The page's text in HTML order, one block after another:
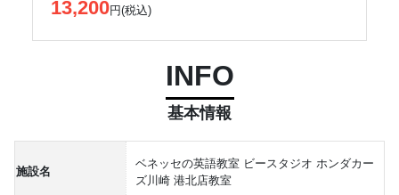
13,200円(税込)
INFO
基本情報
施設名
ベネッセの英語教室 ビースタジオ ホンダカー
ズ川崎 港北店教室